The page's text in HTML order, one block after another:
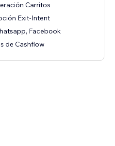
Carritos
Exit-Intent
Facebook
de Cashflow